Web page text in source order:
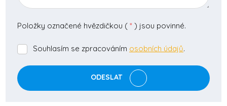
Položky označené hvězdičkou ( * ) jsou povinné.
Souhlasím
zpracováním
osobních
údajů.
Souhlasím se zpracováním osobních údajů.
ODESLAT